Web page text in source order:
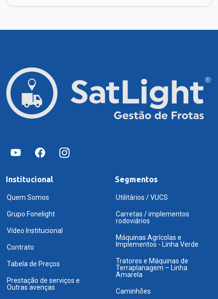
Institucional
Quem Somos
Grupo Fonelight
Vídeo Institucional
Contrato
Tabela de Preços
Prestação de serviços e
Outras avenças
Segmentos
Utilitários / VUCS
Carretas / implementos
rodoviários
Máquinas Agrícolas e
Implementos - Linha Verde
Tratores e Máquinas de
Terraplanagem – Linha
Amarela
Caminhões